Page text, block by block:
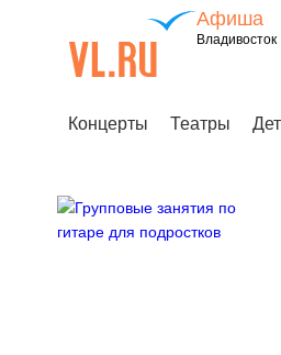
Афиша
Владивосток
Концерты Театры